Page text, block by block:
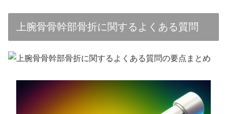
上腕骨骨幹部骨折に関するよくある質問